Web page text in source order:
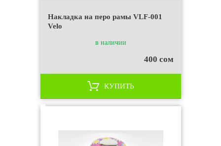
Накладка на перо рамы VLF-001
Velo
в наличии
400 сом
КУПИТЬ